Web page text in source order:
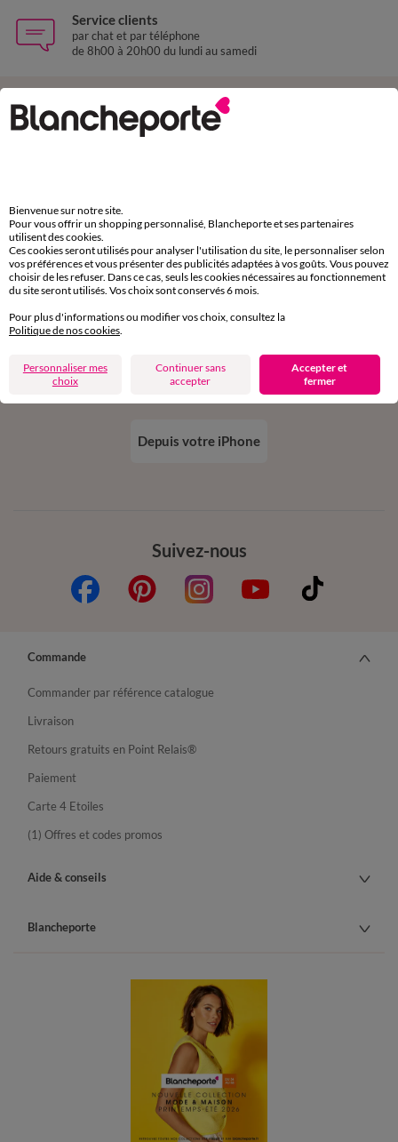
Service clients
par chat et par téléphone
de 8h00 à 20h00 du lundi au samedi
11€ Offerts
Ok
Suivez-nous
Téléchargez l’application
Depuis votre iPhone
Commande
Commander par référence catalogue
Livraison
Retours gratuits en Point Relais®
Paiement
Carte 4 Etoiles
(1) Offres et codes promos
Aide & conseils
Blancheporte
Bienvenue sur notre site.
Pour vous offrir un shopping personnalisé, Blancheporte et ses partenaires
utilisent des cookies.
Ces cookies seront utilisés pour analyser l'utilisation du site, le personnaliser selon
vos préférences et vous présenter des publicités adaptées à vos goûts. Vous pouvez
choisir de les refuser. Dans ce cas, seuls les cookies nécessaires au fonctionnement
du site seront utilisés. Vos choix sont conservés 6 mois.
Pour plus d'informations ou modifier vos choix, consultez la
Politique de nos cookies
Personnaliser mes
choix
Continuer sans
accepter
Accepter et
fermer